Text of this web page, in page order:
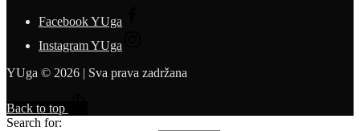
Facebook YUga
Instagram YUga
YUga © 2026 | Sva prava zadržana
Back to top
Search for: